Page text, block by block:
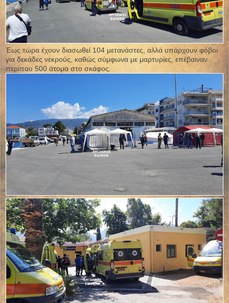
Έως τώρα έχουν διασωθεί 104 μετανάστες, αλλά υπάρχουν φόβοι
για δεκάδες νεκρούς, καθώς σύμφωνα με μαρτυρίες, επέβαιναν
περίπου 500 άτομα στο σκάφος.